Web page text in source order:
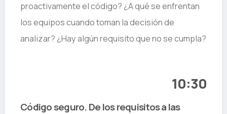
proactivamente el código? ¿A qué se enfrentan
los equipos cuando toman la decisión de
analizar? ¿Hay algún requisito que no se cumpla?
10:30
Código seguro. De los requisitos a las